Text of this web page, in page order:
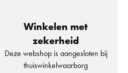
Winkelen met
zekerheid
Deze webshop is aangesloten bij
thuiswinkelwaarborg